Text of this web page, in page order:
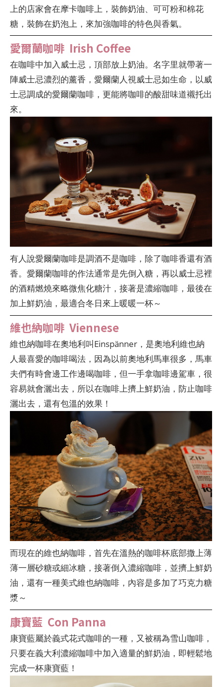
上的店家會在摩卡咖啡上，裝飾奶油、可可粉和棉花
糖，裝飾在奶泡上，來加強咖啡的特色與香氣。
愛爾蘭咖啡 Irish Coffee
在咖啡中加入威士忌，頂部放上奶油。名字里就帶著一
陣威士忌濃烈的薰香，愛爾蘭人視威士忌如生命，以威
士忌調成的愛爾蘭咖啡，更能將咖啡的酸甜味道襯托出
來。
有人說愛爾蘭咖啡是調酒不是咖啡，除了咖啡香還有酒
香。愛爾蘭咖啡的作法通常是先倒入糖，再以威士忌裡
的酒精燃燒來略微焦化糖汁，接著是濃縮咖啡，最後在
加上鮮奶油，最適合冬日來上暖暖一杯～
維也納咖啡 Viennese
維也納咖啡在奧地利叫Einspänner，是奧地利維也納
人最喜愛的咖啡喝法，因為以前奧地利馬車很多，馬車
夫們有時會邊工作邊喝咖啡，但一手拿咖啡邊駕車，很
容易就會灑出去，所以在咖啡上擠上鮮奶油，防止咖啡
灑出去，還有包溫的效果！
而現在的維也納咖啡，首先在溫熱的咖啡杯底部撒上薄
薄一層砂糖或細冰糖，接著倒入濃縮咖啡，並擠上鮮奶
油，還有一種美式維也納咖啡，內容是多加了巧克力糖
漿～
康寶藍 Con Panna
康寶藍屬於義式花式咖啡的一種，又被稱為雪山咖啡，
只要在義大利濃縮咖啡中加入適量的鮮奶油，即輕鬆地
完成一杯康寶藍！